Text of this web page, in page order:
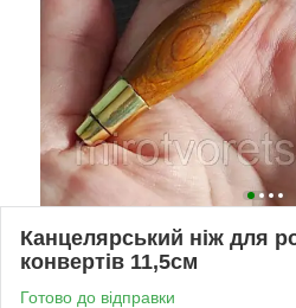
Канцелярський ніж для
конвертів 11,5см
Готово до відправки